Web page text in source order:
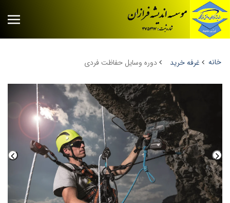
خانه غرفه خرید دوره وسایل حفاظت فردی